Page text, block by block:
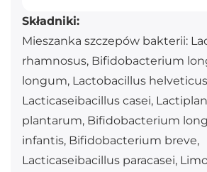
Składniki:
Mieszanka szczepów bakterii:
rhamnosus, Bifidobacterium
longum, Lactobacillus
Lacticaseibacillus casei,
plantarum, Bifidobacterium
infantis, Bifidobacterium breve,
Lacticaseibacillus paracasei,